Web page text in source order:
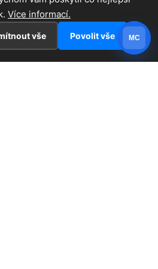
Více informací.
vše Povolit vše MC